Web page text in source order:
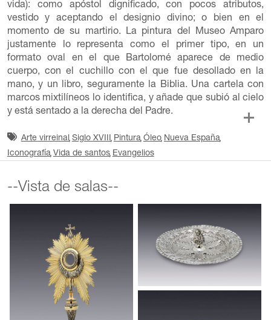
vida): como apóstol dignificado, con pocos atributos,
vestido y aceptando el designio divino; o bien en el
momento de su martirio. La pintura del Museo Amparo
justamente lo representa como el primer tipo, en un
formato oval en el que Bartolomé aparece de medio
cuerpo, con el cuchillo con el que fue desollado en la
mano, y un libro, seguramente la Biblia. Una cartela con
marcos mixtilíneos lo identifica, y añade que subió al cielo
y está sentado a la derecha del Padre.
Arte virreinal Siglo XVIII Pintura Óleo Nueva España
Iconografía Vida de santos Evangelios
--Vista de salas--